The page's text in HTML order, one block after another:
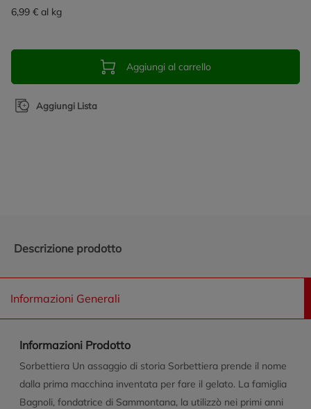
6,99 € al kg
Aggiungi al carrello
Aggiungi Lista
Descrizione prodotto
Informazioni Generali
Informazioni Prodotto
Sorbettiera Un assaggio di storia Sorbettiera prende il nome
dalla prima macchina inventata per fare il gelato. La famiglia
Bagnoli, fondatrice di Sammontana, la utilizzò nei primi anni